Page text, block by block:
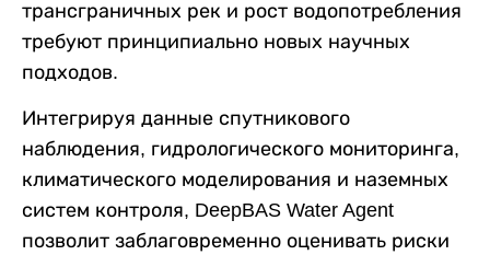
трансграничных рек и рост водопотребления
требуют принципиально новых научных
подходов.
Интегрируя данные спутникового
наблюдения, гидрологического мониторинга,
климатического моделирования и наземных
систем контроля, DeepBAS Water Agent
позволит заблаговременно оценивать риски